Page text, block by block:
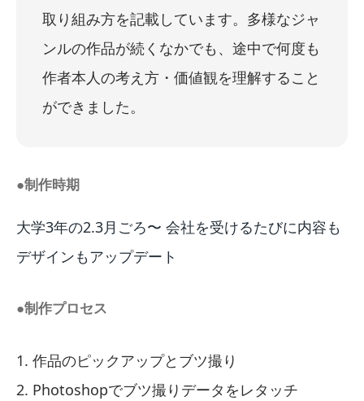
取り組み方を記載しています。多様なジャ
ンルの作品が続くなかでも、途中で何度も
作者本人の考え方・価値観を理解すること
ができました。
●制作時期
大学3年の2.3月ごろ〜 会社を受けるたびに内容も
デザインもアップデート
●制作プロセス
作品のピックアップとブツ撮り
Photoshopでブツ撮りデータをレタッチ